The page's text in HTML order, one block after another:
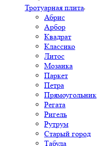
Тротуарная плита
Абрис
Арбор
Квадрат
Классико
Литос
Мозаика
Паркет
Петра
Прямоугольник
Регата
Ригель
Рутрум
Старый город
Табула